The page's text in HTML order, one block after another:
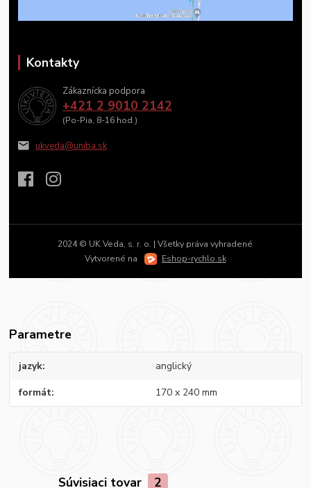
Kontakty
Zákaznícka podpora
+421 2 9010 2142
(Po-Pia, 8-16 hod.)
ukveda@uniba.sk
2024 © UK Veda, s. r. o. | Všetky práva vyhradené
Vytvorené na
Eshop-rychlo.sk
Parametre
jazyk anglický
formát 170 x 240 mm
Súvisiaci tovar 2